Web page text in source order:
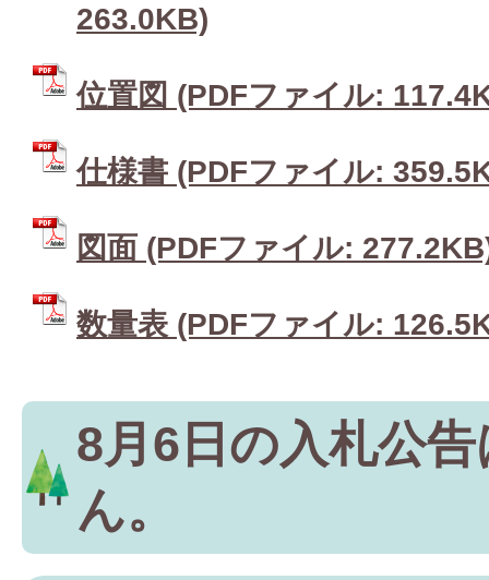
263.0KB)
位置図 (PDFファイル:
仕様書 (PDFファイル:
図面 (PDFファイル:
数量表 (PDFファイル:
8月6日の入札公
ん。